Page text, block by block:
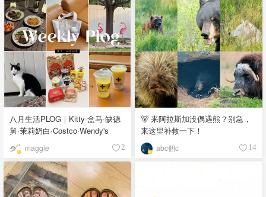
八月生活PLOG｜Kitty·盒马·缺德
舅·茉莉奶白·Costco·Wendy's
maggie 2
🐻 来阿拉斯加没偶遇熊？别急，
来这里补救一下！
abc個c 14